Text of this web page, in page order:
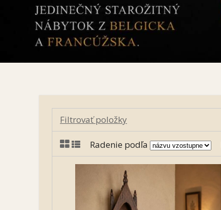
Filtrovať položky
Radenie podľa